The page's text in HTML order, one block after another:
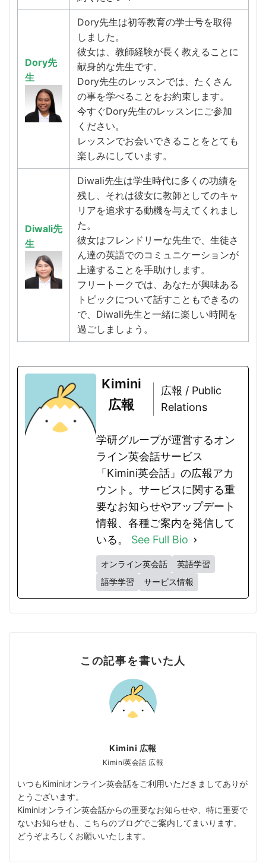
Dory先
生
Dory先生は初等教育の学士号を取得
しました。
彼女は、教師経験が長く教えることに
献身的な先生です。
Dory先生のレッスンでは、たくさん
の事を学べることをお約束します。
今すぐDory先生のレッスンにご参加
ください。
レッスンでお会いできることをとても
楽しみにしています。
Diwali先
生
Diwali先生は学生時代に多くの功績を
残し、それは彼女に教師としてのキャ
リアを追求する動機を与えてくれまし
た。
彼女はフレンドリーな先生で、生徒さ
ん達の英語でのコミュニケーションが
上達することを手助けします。
フリートークでは、あなたが興味ある
トピックについて話すこともできるの
で、Diwali先生と一緒に楽しい時間を
過ごしましょう。
Kimini
広報
広報 / Public
Relations
学研グループが運営するオン
ライン英会話サービス
「Kimini英会話」の広報アカ
ウント。サービスに関する重
要なお知らせやアップデート
情報、各種ご案内を発信して
いる。 See Full Bio
オンライン英会話
英語学習
語学学習
サービス情報
この記事を書いた人
Kimini 広報
Kimini英会話 広報
いつもKiminiオンライン英会話をご利用いただきましてありが
とうございます。
Kiminiオンライン英会話からの重要なお知らせや、特に重要で
ないお知らせも、こちらのブログでご案内してまいります。
どうぞよろしくお願いいたします。